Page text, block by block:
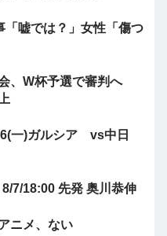
嘘では？」女性「傷つ
、W杯予選で審判へ
6(一)ガルシア vs中日
7/18:00 先発 奥川恭伸
ニメ、ない